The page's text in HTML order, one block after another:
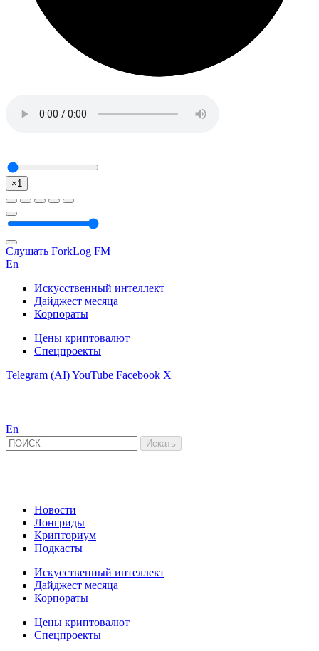
×1
Слушать ForkLog FM
En
Искусственный интеллект
Дайджест месяца
Корпораты
Цены криптовалют
Спецпроекты
Telegram (AI)YouTube Facebook X
En
Новости
Лонгриды
Крипториум
Подкасты
Искусственный интеллект
Дайджест месяца
Корпораты
Цены криптовалют
Спецпроекты